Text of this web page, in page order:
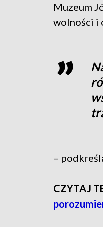
Muzeum
wolności i
–
CZYTAJ